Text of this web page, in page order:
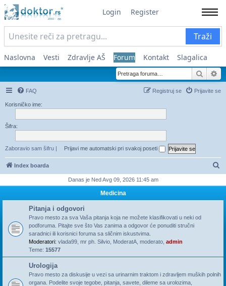
Login Register
Traži
Naslovna Vesti Zdravlje AŠ Forum Kontakt Slagalica
FAQ Prijavite se
Registruj se
Korisničko ime:
Šifra:
Zaboravio sam šifru | Prijavi me automatski pri svakoj poseti
Index boarda
Danas je Ned Avg 09, 2026 11:45 am
Medicina
Pitanja i odgovori
Pravo mesto za sva Vaša pitanja koja ne možete klasifikovati u neki od
podforuma. Pitajte sve što Vas zanima a odgovor će ponuditi stručni
saradnici ili korisnici foruma sa sličnim iskustvima.
Moderatori: vlada99 mr ph. Silvio ModeratA moderato admin
Teme: 15577
Urologija
Pravo mesto za diskusije u vezi sa urinarnim traktom i zdravljem muških polnih
organa. Podelite svoje tegobe, pitanja, savete, dileme sa urolozima,